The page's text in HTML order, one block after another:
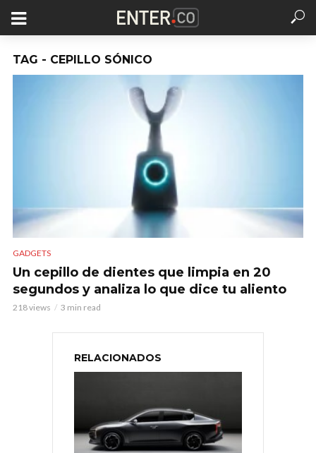
TAG - CEPILLO SÓNICO
GADGETS
Un cepillo de dientes que limpia en 20
segundos y analiza lo que dice tu aliento
218 views 3 min read
RELACIONADOS